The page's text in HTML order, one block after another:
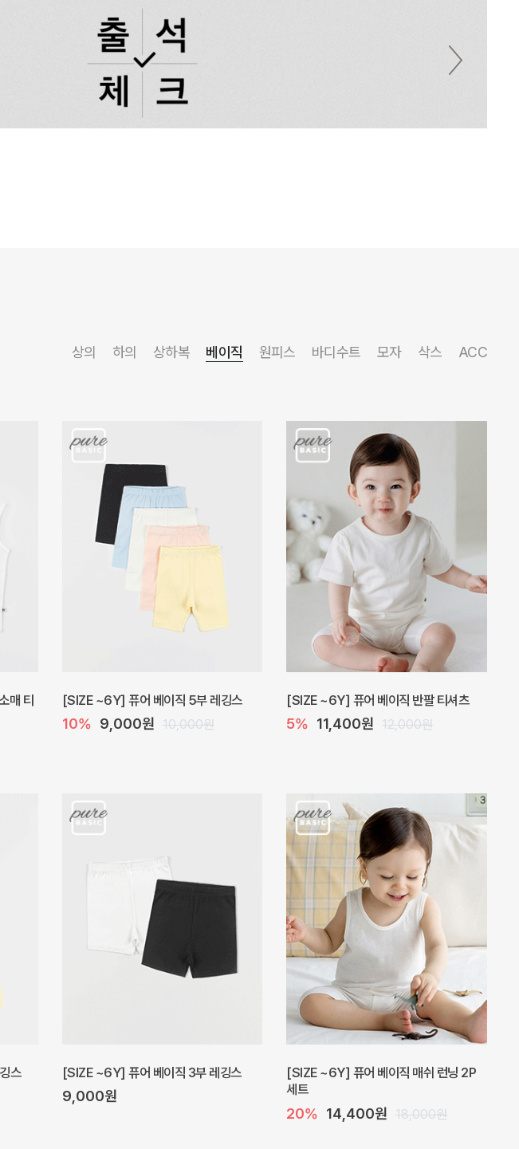
상의 하의 상하복 베이직 원피스 바디수트 모자 삭스 ACC
[SIZE ~6Y] 베르 원피스
30% 22,400원 32,000원
프로리 뷔스티에 미니 아기 원피스
20% 20,800원 26,000원
5% 39,000원 41,000원 30% 23,800원 34,000원